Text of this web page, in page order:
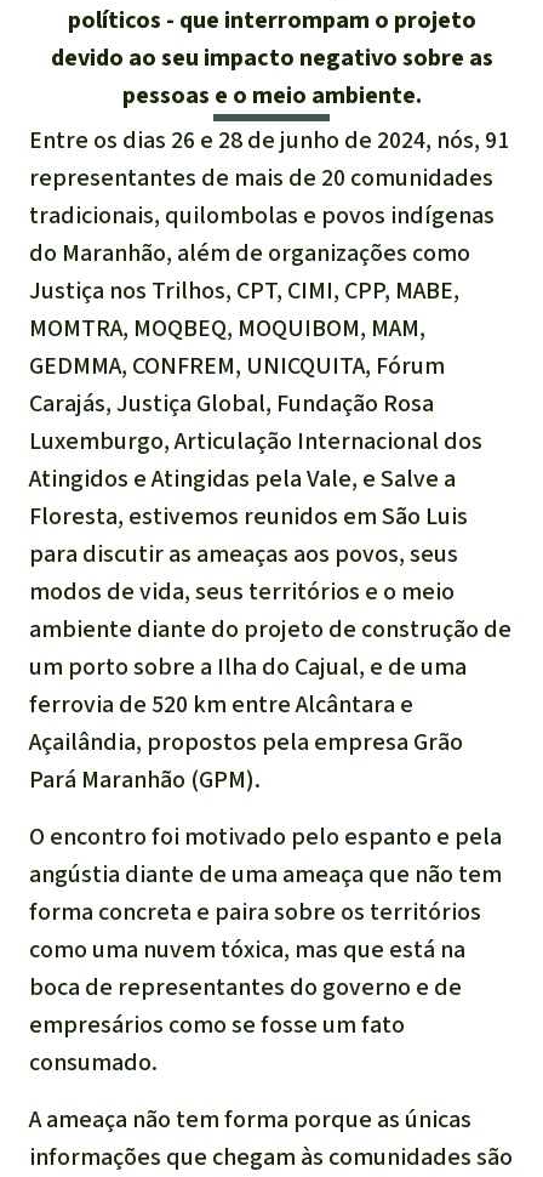
Ouro
Madeira tropical
Pecuária intensiva
Roubo de terras
Alumínio
Caça furtiva
Áreas de proteção
ambiental
Français
Indonesia
políticos - que interrompam o projeto
devido ao seu impacto negativo sobre as
pessoas e o meio ambiente.
Entre os dias 26 e 28 de junho de 2024, nós, 91
representantes de mais de 20 comunidades
tradicionais, quilombolas e povos indígenas
do Maranhão, além de organizações como
Justiça nos Trilhos, CPT, CIMI, CPP, MABE,
MOMTRA, MOQBEQ, MOQUIBOM, MAM,
GEDMMA, CONFREM, UNICQUITA, Fórum
Carajás, Justiça Global, Fundação Rosa
Luxemburgo, Articulação Internacional dos
Atingidos e Atingidas pela Vale, e Salve a
Floresta, estivemos reunidos em São Luis
para discutir as ameaças aos povos, seus
modos de vida, seus territórios e o meio
ambiente diante do projeto de construção de
um porto sobre a Ilha do Cajual, e de uma
ferrovia de 520 km entre Alcântara e
Açailândia, propostos pela empresa Grão
Pará Maranhão (GPM).
O encontro foi motivado pelo espanto e pela
angústia diante de uma ameaça que não tem
forma concreta e paira sobre os territórios
como uma nuvem tóxica, mas que está na
boca de representantes do governo e de
empresários como se fosse um fato
consumado.
A ameaça não tem forma porque as únicas
informações que chegam às comunidades são